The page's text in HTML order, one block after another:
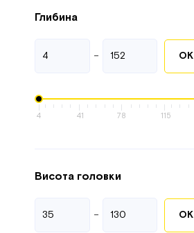
Глибина
- ОК
4 41 78 115
Висота головки
- ОК